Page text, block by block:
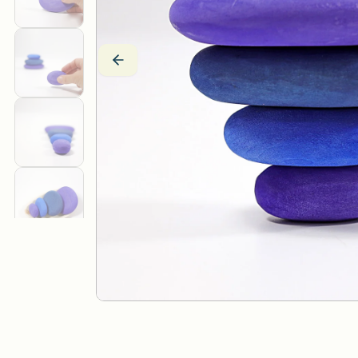
Wärmekissen
Stoffpuppen
Drei Blätter
Efie
Estia Holzspielwaren
Fagus